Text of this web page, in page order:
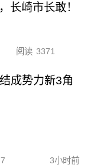
长崎市长敢！
阅读 3371
成势力新3角
3小时前